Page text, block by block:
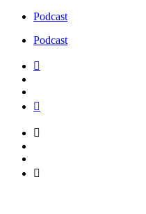
Podcast
Podcast